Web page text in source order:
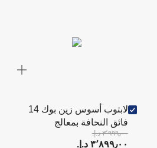
لابتوب أسوس زين بوك 14
فائق النحافة بمعالج
٣٬٨٩٩٫٠٠ د.إ.‏
٣٬٩٩٩٫٠٠ د.إ.‏